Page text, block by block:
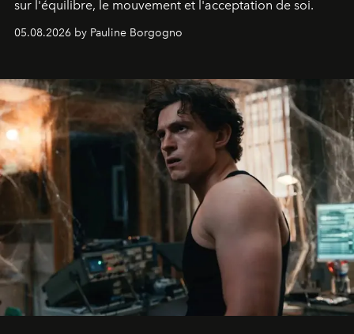
sur l'équilibre, le mouvement et l'acceptation de soi.
05.08.2026 by Pauline Borgogno